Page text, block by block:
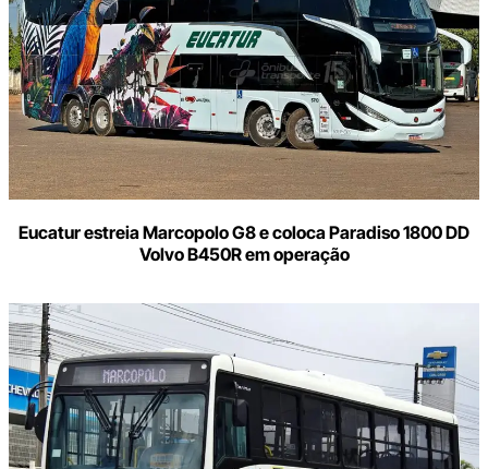
Eucatur estreia Marcopolo G8 e coloca Paradiso 1800 DD
Volvo B450R em operação